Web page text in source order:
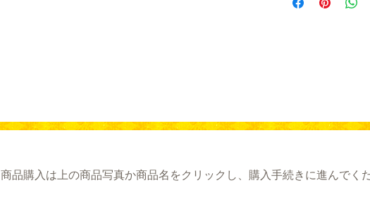
商品購入は上の商品写真か商品名をクリックし、購入手続きに進んでく